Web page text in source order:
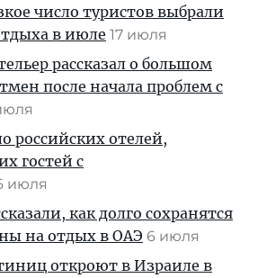
число туристов выбрали
в июле 17 июля
рассказал о большом
после начала проблем с
российских отелей,
гостей с
июля
как долго сохранятся
на отдых в ОАЭ 6 июля
откроют в Израиле в